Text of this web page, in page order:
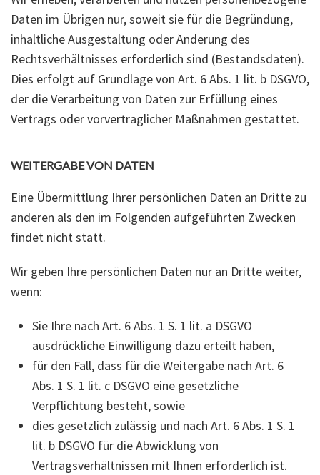
Daten im Übrigen nur, soweit sie für die Begründung,
inhaltliche Ausgestaltung oder Änderung des
Rechtsverhältnisses erforderlich sind (Bestandsdaten).
Dies erfolgt auf Grundlage von Art. 6 Abs. 1 lit. b DSGVO,
der die Verarbeitung von Daten zur Erfüllung eines
Vertrags oder vorvertraglicher Maßnahmen gestattet.
WEITERGABE VON DATEN
Eine Übermittlung Ihrer persönlichen Daten an Dritte zu
anderen als den im Folgenden aufgeführten Zwecken
findet nicht statt.
Wir geben Ihre persönlichen Daten nur an Dritte weiter,
wenn:
Sie Ihre nach Art. 6 Abs. 1 S. 1 lit. a DSGVO
ausdrückliche Einwilligung dazu erteilt haben,
für den Fall, dass für die Weitergabe nach Art. 6
Abs. 1 S. 1 lit. c DSGVO eine gesetzliche
Verpflichtung besteht, sowie
dies gesetzlich zulässig und nach Art. 6 Abs. 1 S. 1
lit. b DSGVO für die Abwicklung von
Vertragsverhältnissen mit Ihnen erforderlich ist.